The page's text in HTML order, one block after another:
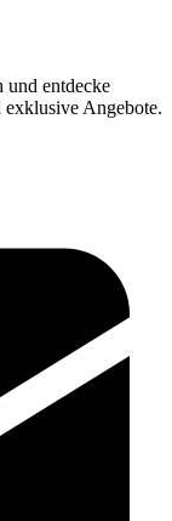
und entdecke
exklusive Angebote.